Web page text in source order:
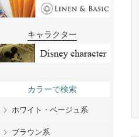
キャラクター
カラーで検索
ホワイト・ベージュ系
ブラウン系